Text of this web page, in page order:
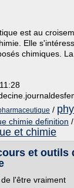
est au
Elle
chimiques. La
/
chimie definition /
et chimie
et outils
l'être vraiment